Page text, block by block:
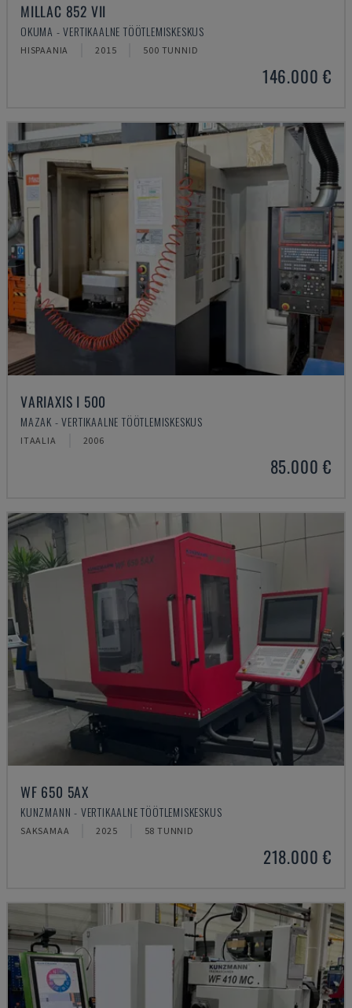
MILLAC 852 VII
OKUMA - VERTIKAALNE TÖÖTLEMISKESKUS
HISPAANIA 2015 500 TUNNID
146.000 €
VARIAXIS I 500
MAZAK - VERTIKAALNE TÖÖTLEMISKESKUS
ITAALIA 2006
85.000 €
WF 650 5AX
KUNZMANN - VERTIKAALNE TÖÖTLEMISKESKUS
SAKSAMAA 2025 58 TUNNID
218.000 €